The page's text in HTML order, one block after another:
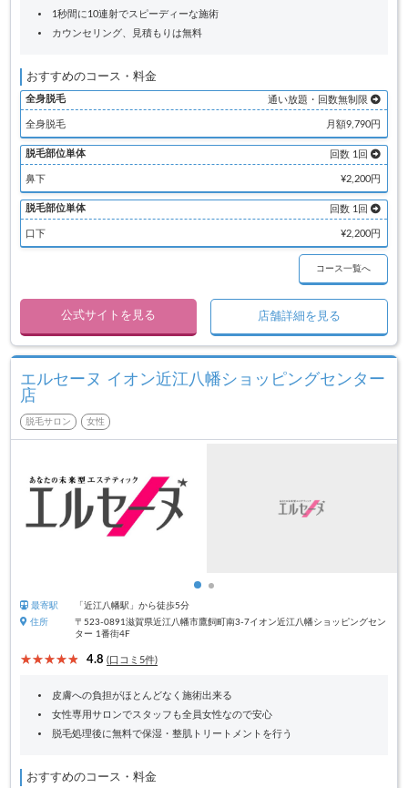
1秒間に10連射でスピーディーな施術
カウンセリング、見積もりは無料
おすすめのコース・料金
全身脱毛 通い放題・回数無制限
全身脱毛 月額9,790円
脱毛部位単体 回数 1回
鼻下 ¥2,200円
脱毛部位単体 回数 1回
口下 ¥2,200円
コース一覧へ
公式サイトを見る 店舗詳細を見る
エルセーヌ イオン近江八幡ショッピングセンター
店
脱毛サロン 女性
最寄駅
「近江八幡駅」から徒歩5分
住所
〒523-0891滋賀県近江八幡市鷹飼町南3-7イオン近江八幡ショッピングセン
ター 1番街4F
4.8 (口コミ5件)
皮膚への負担がほとんどなく施術出来る
女性専用サロンでスタッフも全員女性なので安心
脱毛処理後に無料で保湿・整肌トリートメントを行う
おすすめのコース・料金